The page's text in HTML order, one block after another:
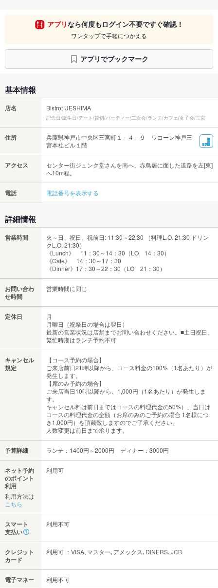
アプリなら何度もログイン不要ですぐ確認！
ワンタップで手軽につかえる
アプリでブックマーク
基本情報
店名 Bistrot UESHIMA
記念日/誕生日/デート/貸切/パーティー/二次会/ランチ/カフェ/女子会/三宮
住所
兵庫県神戸市中央区三宮町１－４－９ ワコーレ神戸三
宮本社ビル１階
アクセス
センター街ジュンク堂さんを南へ、赤鳥居に面した道路を左[東]
へ10m程。
電話 電話番号を表示する
詳細情報
営業時間
火～日、祝日、祝前日: 11:30～22:30 （料理L.O. 21:30 ドリン
クL.O. 21:30）
《Lunch》 11：30～14：30（LO 14：30）
《Cafe》 14：30～17：30
《Dinner》17：30～22：30（LO 21：30）
お問い合わ
せ時間
営業時間に同じ
定休日
月
月曜日（祝祭日の場合は翌日）
最新の営業状況は店舗までお問い合わせください。■土日祝日、
繁忙時期はランチ予約不可
キャンセル
規定
【コース予約の場合】
ご来店前日21時以降から、コース料金の100%（1名あたり）が
発生します。
【席のみ予約の場合】
ご来店当日10時以降から、1,000円（1名あたり）が発生しま
す。
キャンセル料は前日まではコースの料理代金の50%）、当日は
コースの料理代金の全額（お席のみのご予約の場合 1名様につ
き1,000円）を頂戴致しますのでご了承ください。
人数変更は前日まで承ります。
予算詳細 ランチ：1400円～2000円 ディナー：3000円
ネット予約
のポイント
利用
利用方法は
こちら
利用可
スマート
支払い
利用不可
クレジット
カード
利用可 ：VISA､マスター､アメックス､DINERS､JCB
電子マネー 利用不可